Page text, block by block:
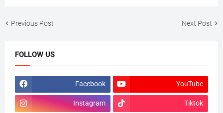
Previous Post Next Post
FOLLOW US
Facebook YouTube
Instagram Tiktok